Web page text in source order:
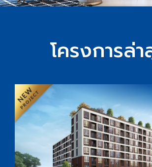
โครงการล่